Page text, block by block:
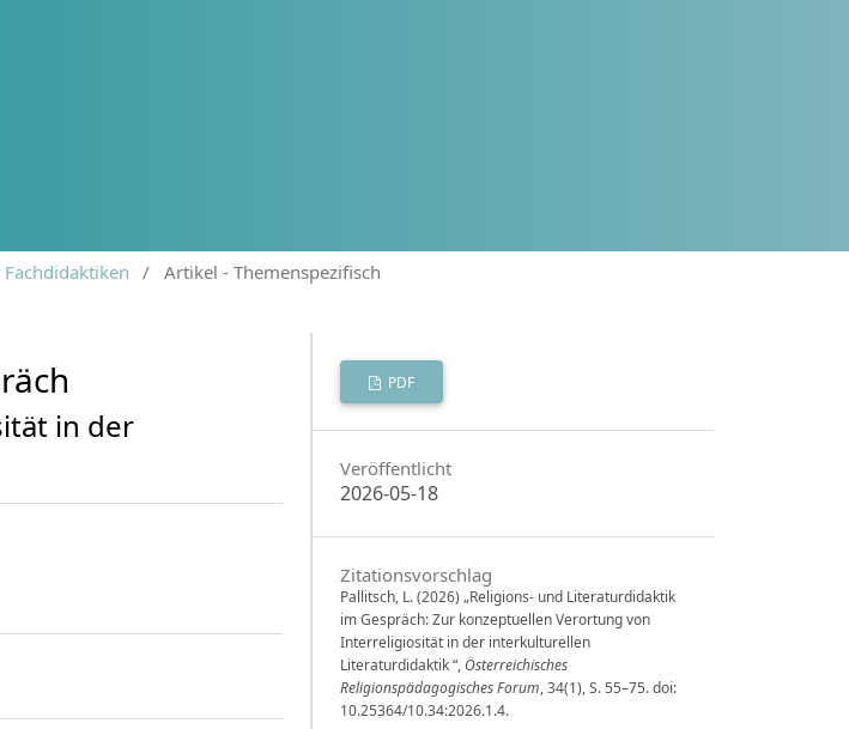
/ Artikel - Themenspezifisch
in der
PDF
Veröffentlicht
2026-05-18
Zitationsvorschlag
Pallitsch, L. (2026) „Religions- und Literaturdidaktik
im Gespräch: Zur konzeptuellen Verortung von
Interreligiosität in der interkulturellen
Literaturdidaktik “, Österreichisches
Religionspädagogisches Forum, 34(1), S. 55–75. doi:
10.25364/10.34:2026.1.4.